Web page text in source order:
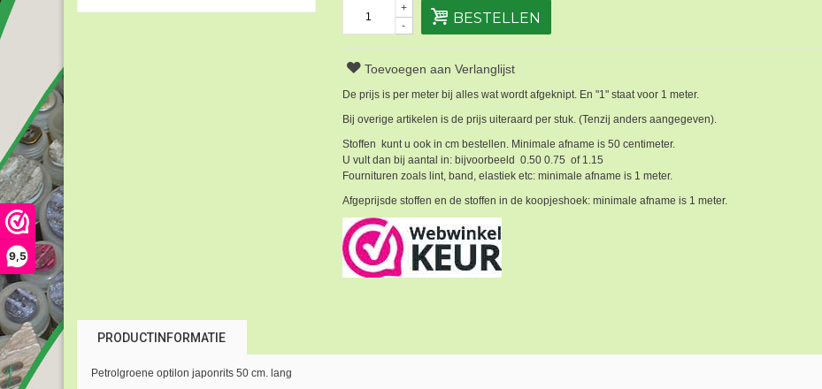
9,5
-
+
BESTELLEN
Toevoegen aan Verlanglijst
De prijs is per meter bij alles wat wordt afgeknipt. En "1" staat voor 1 meter.
Bij overige artikelen is de prijs uiteraard per stuk. (Tenzij anders aangegeven).
Stoffen kunt u ook in cm bestellen. Minimale afname is 50 centimeter.
U vult dan bij aantal in: bijvoorbeeld 0.50 0.75 of 1.15
Fournituren zoals lint, band, elastiek etc: minimale afname is 1 meter.
Afgeprijsde stoffen en de stoffen in de koopjeshoek: minimale afname is 1 meter.
PRODUCTINFORMATIE
Petrolgroene optilon japonrits 50 cm. lang